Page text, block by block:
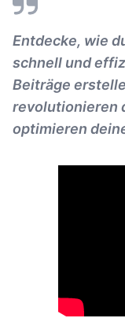
Entdecke, wie
schnell und
Beiträge
revolutionieren
optimieren